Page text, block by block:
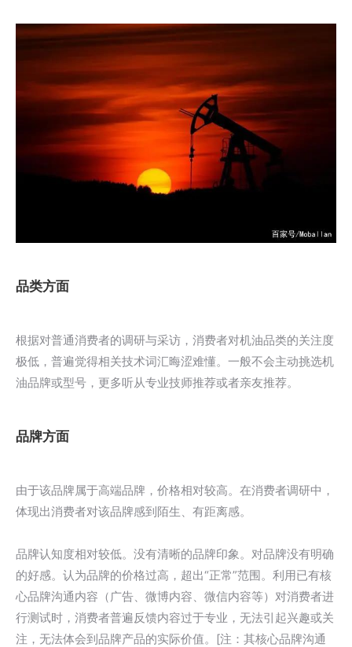
品类方面
根据对普通消费者的调研与采访，消费者对机油品类的关注度
极低，普遍觉得相关技术词汇晦涩难懂。一般不会主动挑选机
油品牌或型号，更多听从专业技师推荐或者亲友推荐。
品牌方面
由于该品牌属于高端品牌，价格相对较高。在消费者调研中，
体现出消费者对该品牌感到陌生、有距离感。
品牌认知度相对较低。没有清晰的品牌印象。对品牌没有明确
的好感。认为品牌的价格过高，超出“正常”范围。利用已有核
心品牌沟通内容（广告、微博内容、微信内容等）对消费者进
行测试时，消费者普遍反馈内容过于专业，无法引起兴趣或关
注，无法体会到品牌产品的实际价值。[注：其核心品牌沟通